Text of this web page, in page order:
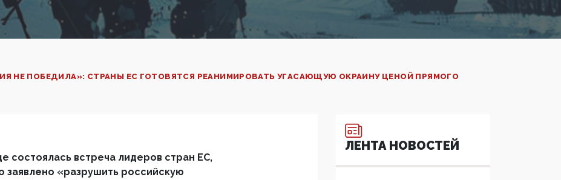
НЕ ПОБЕДИЛА»: СТРАНЫ ЕС ГОТОВЯТСЯ РЕАНИМИРОВАТЬ УГАСАЮЩУЮ ОКРАИНУ ЦЕНОЙ ПРЯМОГО
состоялась встреча лидеров стран ЕС,
заявлено «разрушить российскую
ЛЕНТА НОВОСТЕЙ